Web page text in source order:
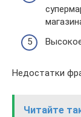
Недостатки
Читайте